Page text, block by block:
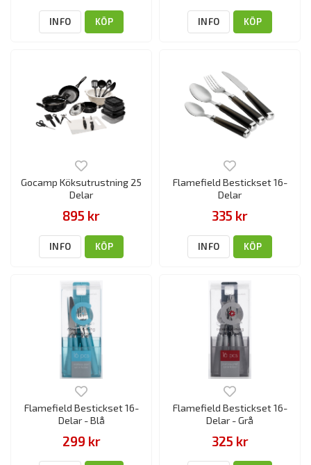
INFO KÖP INFO KÖP
Gocamp Köksutrustning 25
Delar
895 kr
INFO KÖP
Flamefield Bestickset 16-
Delar
335 kr
INFO KÖP
Flamefield Bestickset 16-
Delar - Blå
299 kr
Flamefield Bestickset 16-
Delar - Grå
325 kr